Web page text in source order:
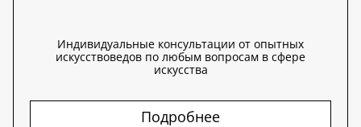
Индивидуальные консультации от опытных
искусствоведов по любым вопросам в сфере
искусства
Подробнее